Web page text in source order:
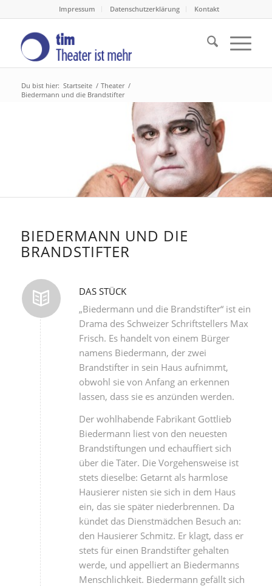
Impressum Datenschutzerklärung Kontakt
Du bist hier: Startseite / Theater /
Biedermann und die Brandstifter
BIEDERMANN UND DIE
BRANDSTIFTER
DAS STÜCK
„Biedermann und die Brandstifter“ ist ein
Drama des Schweizer Schriftstellers Max
Frisch. Es handelt von einem Bürger
namens Biedermann, der zwei
Brandstifter in sein Haus aufnimmt,
obwohl sie von Anfang an erkennen
lassen, dass sie es anzünden werden.
Der wohlhabende Fabrikant Gottlieb
Biedermann liest von den neuesten
Brandstiftungen und echauffiert sich
über die Täter. Die Vorgehensweise ist
stets dieselbe: Getarnt als harmlose
Hausierer nisten sie sich in dem Haus
ein, das sie später niederbrennen. Da
kündet das Dienstmädchen Besuch an:
den Hausierer Schmitz. Er klagt, dass er
stets für einen Brandstifter gehalten
werde, und appelliert an Biedermanns
Menschlichkeit. Biedermann gefällt sich